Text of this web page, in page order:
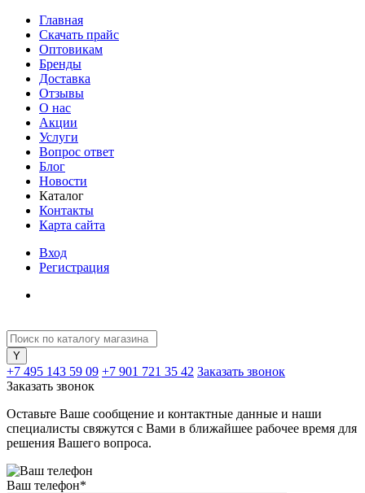
Главная
Скачать прайс
Оптовикам
Бренды
Доставка
Отзывы
О нас
Акции
Услуги
Вопрос ответ
Блог
Новости
Каталог
Контакты
Карта сайта
Вход
Регистрация
+7 495 143 59 09 +7 901 721 35 42 Заказать звонок
Заказать звонок
Оставьте Ваше сообщение и контактные данные и наши
специалисты свяжутся с Вами в ближайшее рабочее время для
решения Вашего вопроса.
Ваш телефон*